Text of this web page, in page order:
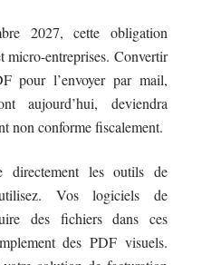
2027, cette obligation
micro-entreprises. Convertir
pour l’envoyer par mail,
aujourd’hui, deviendra
non conforme fiscalement.
directement les outils de
Vos logiciels de
des fichiers dans ces
des PDF visuels.